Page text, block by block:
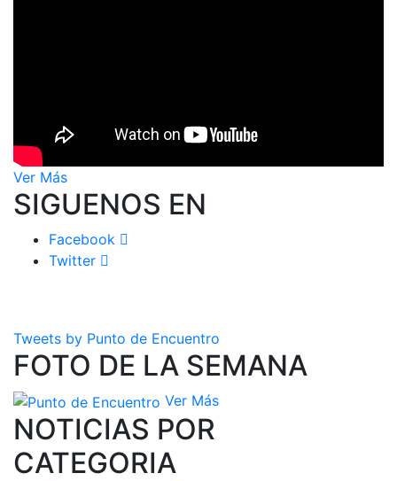
Ver Más
SIGUENOS EN
Facebook
Twitter
Tweets by Punto de Encuentro
FOTO DE LA SEMANA
Ver Más
NOTICIAS POR
CATEGORIA